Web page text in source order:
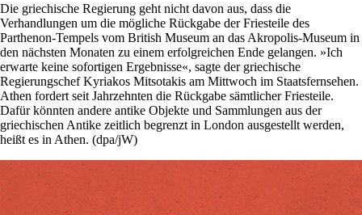
Die griechische Regierung geht nicht davon aus, dass die
Verhandlungen um die mögliche Rückgabe der Friesteile des
Parthenon-Tempels vom British Museum an das Akropolis-Museum in
den nächsten Monaten zu einem erfolgreichen Ende gelangen. »Ich
erwarte keine sofortigen Ergebnisse«, sagte der griechische
Regierungschef Kyriakos Mitsotakis am Mittwoch im Staatsfernsehen.
Athen fordert seit Jahrzehnten die Rückgabe sämtlicher Friesteile.
Dafür könnten andere antike Objekte und Sammlungen aus der
griechischen Antike zeitlich begrenzt in London ausgestellt werden,
heißt es in Athen. (dpa/jW)